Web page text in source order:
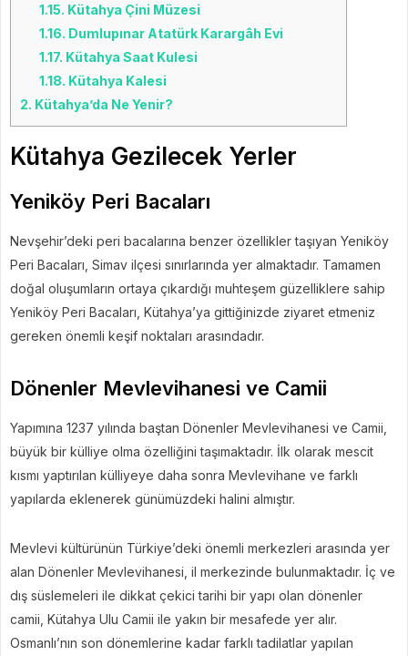
1.15. Kütahya Çini Müzesi
1.16. Dumlupınar Atatürk Karargâh Evi
1.17. Kütahya Saat Kulesi
1.18. Kütahya Kalesi
2. Kütahya’da Ne Yenir?
Kütahya Gezilecek Yerler
Yeniköy Peri Bacaları
Nevşehir’deki peri bacalarına benzer özellikler taşıyan Yeniköy
Peri Bacaları, Simav ilçesi sınırlarında yer almaktadır. Tamamen
doğal oluşumların ortaya çıkardığı muhteşem güzelliklere sahip
Yeniköy Peri Bacaları, Kütahya’ya gittiğinizde ziyaret etmeniz
gereken önemli keşif noktaları arasındadır.
Dönenler Mevlevihanesi ve Camii
Yapımına 1237 yılında baştan Dönenler Mevlevihanesi ve Camii,
büyük bir külliye olma özelliğini taşımaktadır. İlk olarak mescit
kısmı yaptırılan külliyeye daha sonra Mevlevihane ve farklı
yapılarda eklenerek günümüzdeki halini almıştır.
Mevlevi kültürünün Türkiye’deki önemli merkezleri arasında yer
alan Dönenler Mevlevihanesi, il merkezinde bulunmaktadır. İç ve
dış süslemeleri ile dikkat çekici tarihi bir yapı olan dönenler
camii, Kütahya Ulu Camii ile yakın bir mesafede yer alır.
Osmanlı’nın son dönemlerine kadar farklı tadilatlar yapılan